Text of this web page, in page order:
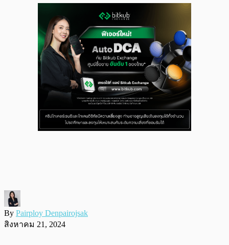
By Pairploy Denpairojsak
สิงหาคม 21, 2024